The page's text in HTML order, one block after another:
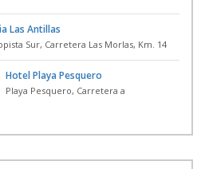
Las Antillas
Sur, Carretera Las Morlas, Km. 14
Hotel Playa Pesquero
Playa Pesquero, Carretera a